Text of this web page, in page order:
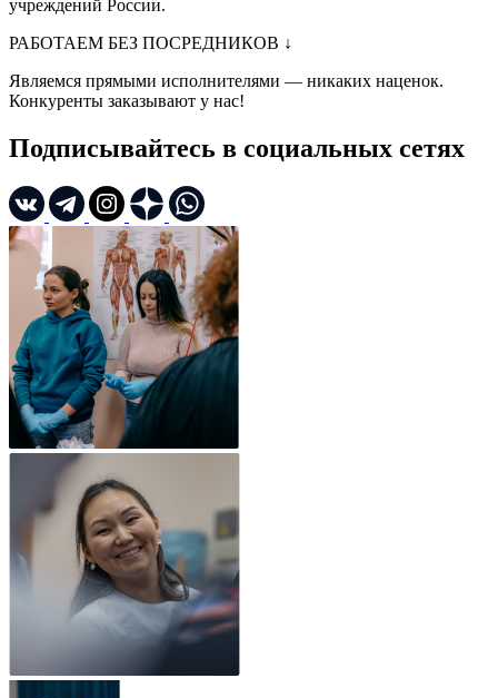
учреждений России.
РАБОТАЕМ БЕЗ ПОСРЕДНИКОВ ↓
Являемся прямыми исполнителями — никаких наценок.
Конкуренты заказывают у нас!
Подписывайтесь в социальных сетях